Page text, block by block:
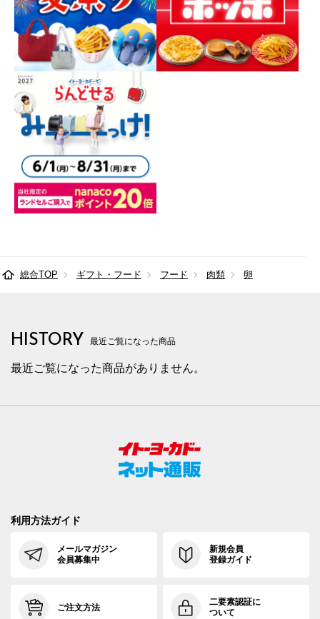
総合TOP ギフト・フード フード 肉類 卵
HISTORY 最近ご覧になった商品
最近ご覧になった商品がありません。
利用方法ガイド
メールマガジン
会員募集中
新規会員
登録ガイド
ご注文方法
二要素認証に
ついて